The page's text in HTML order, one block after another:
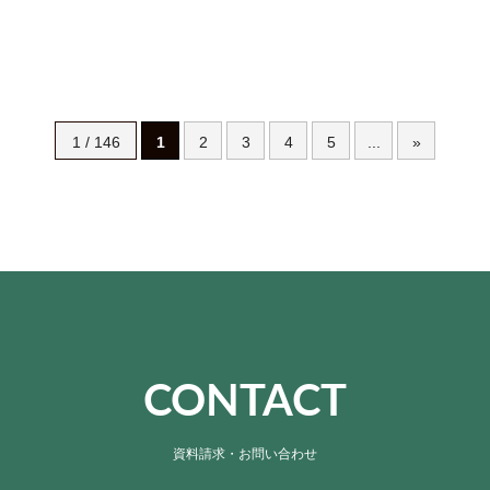
1 / 146 1 2 3 4 5 »
CONTACT
資料請求・お問い合わせ